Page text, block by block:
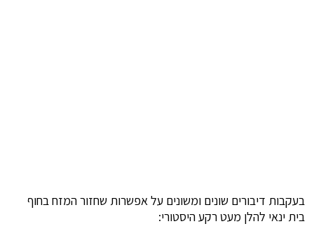
בעקבות דיבורים שונים ומשונים על אפשרות שחזור המזח בחוף
בית ינאי להלן מעט רקע היסטורי: